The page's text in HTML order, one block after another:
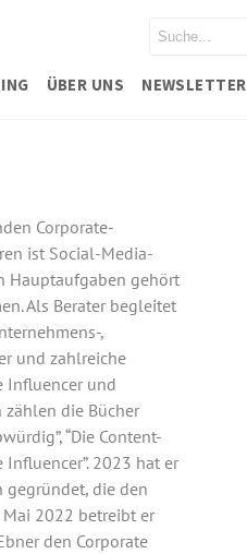
ÜBER UNS NEWSLETTER
Corporate-
ist Social-Media-
Hauptaufgaben gehört
Als Berater begleitet
,
und zahlreiche
Influencer und
die Bücher
“Die Content-
2023 hat er
die den
2022 betreibt er
den Corporate